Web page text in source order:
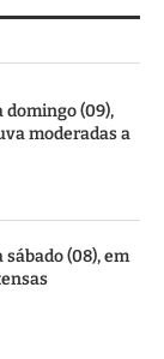
domingo (09),
moderadas a
(08), em